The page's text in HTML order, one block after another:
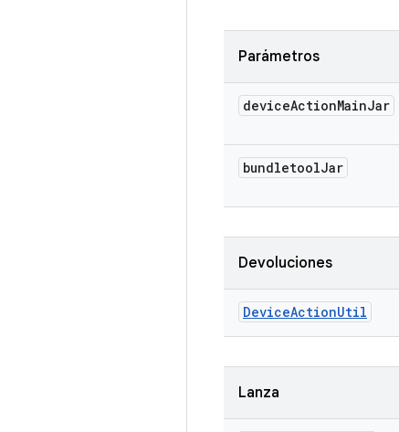
Parámetros
deviceActionMainJar
bundletoolJar
Devoluciones
DeviceActionUtil
Lanza